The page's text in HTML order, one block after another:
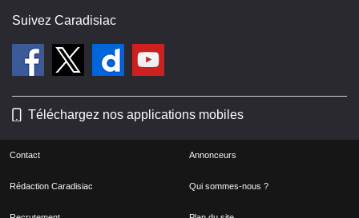
Suivez Caradisiac
Téléchargez nos applications mobiles
Contact Annonceurs
Rédaction Caradisiac Qui sommes-nous ?